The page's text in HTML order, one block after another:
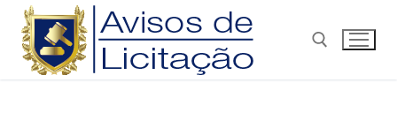
Pular
para
conteúdo